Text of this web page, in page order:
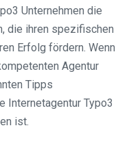
Unternehmen die
die ihren spezifischen
Erfolg fördern. Wenn
Agentur
Tipps
Internetagentur Typo3
ist.